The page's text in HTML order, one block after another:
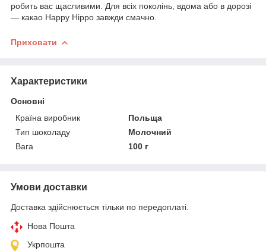
робить вас щасливими. Для всіх поколінь, вдома або в дорозі
— какао Happy Hippo завжди смачно.
Приховати
Характеристики
Основні
Країна виробник
Польща
Тип шоколаду
Молочний
Вага
100 г
Умови доставки
Доставка здійснюється тільки по передоплаті.
Нова Пошта
Укрпошта